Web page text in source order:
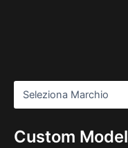
Custom